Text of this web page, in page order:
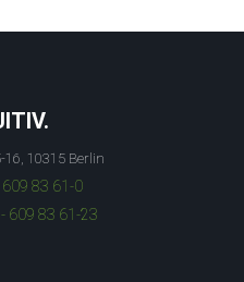
16, 10315 Berlin
83 61-0
609 83 61-23